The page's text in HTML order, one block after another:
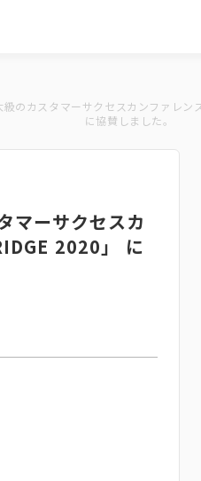
級のカスタマーサクセスカンファレン
に協賛しました。
マーサクセスカ
2020」 に